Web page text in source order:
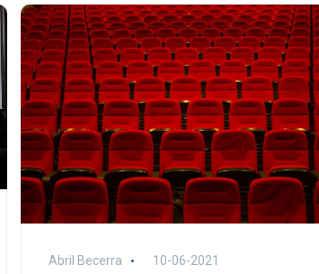
Abril Becerra 10-06-2021